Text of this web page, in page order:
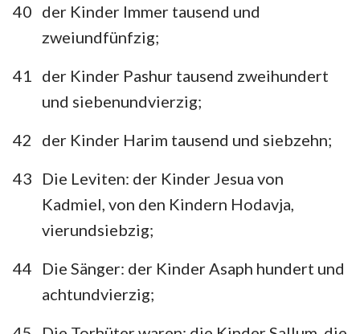
1 2 3 4
8
10 11 12 13
40 der Kinder Immer tausend und
zweiundfünfzig;
41
der Kinder Pashur tausend zweihundert
und siebenundvierzig;
42
der Kinder Harim tausend und siebzehn;
43
Die Leviten: der Kinder Jesua von
Kadmiel, von den Kindern Hodavja,
vierundsiebzig;
44
Die Sänger: der Kinder Asaph hundert und
achtundvierzig;